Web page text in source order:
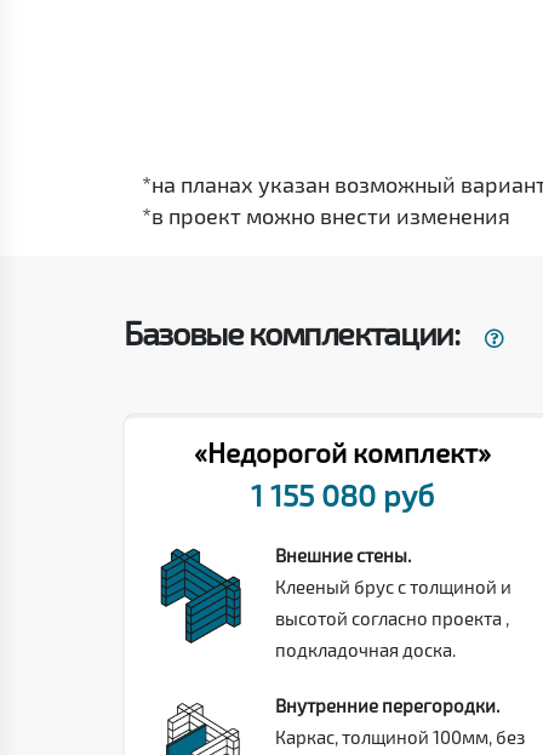
*на планах указан возможный
*в проект можно внести изменения
Базовые комплектации:
«Недорогой комплект»
1 155 080 руб
Внешние стены.
Клееный брус с толщиной и
высотой согласно проекта ,
подкладочная доска.
Внутренние перегородки.
Каркас, толщиной 100мм, без